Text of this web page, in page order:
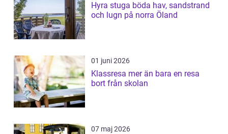
Hyra stuga böda hav, sandstrand
och lugn på norra Öland
01 juni 2026
Klassresa mer än bara en resa
bort från skolan
07 maj 2026